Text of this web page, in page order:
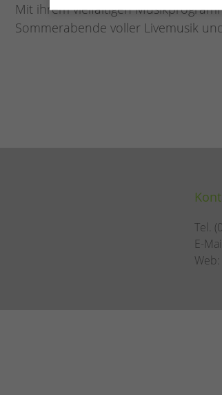
Mit ihrem vielfältigen
Sommerabende voller Livemusik
Tel.
E-
Web: